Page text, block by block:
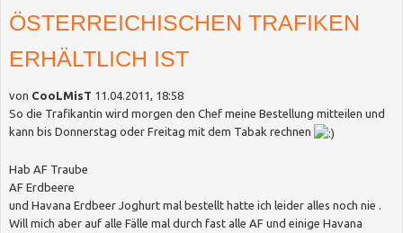
ÖSTERREICHISCHEN TRAFIKEN
ERHÄLTLICH IST
von CooLMisT 11.04.2011, 18:58
So die Trafikantin wird morgen den Chef meine Bestellung mitteilen und
kann bis Donnerstag oder Freitag mit dem Tabak rechnen
Hab AF Traube
AF Erdbeere
und Havana Erdbeer Joghurt mal bestellt hatte ich leider alles noch nie .
Will mich aber auf alle Fälle mal durch fast alle AF und einige Havana